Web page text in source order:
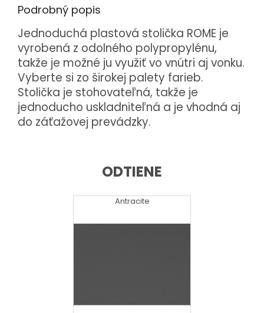
Podrobný popis
Jednoduchá plastová stolička ROME je
vyrobená z odolného polypropylénu,
takže je možné ju využiť vo vnútri aj vonku.
Vyberte si zo širokej palety farieb.
Stolička je stohovateľná, takže je
jednoducho uskladniteľná a je vhodná aj
do záťažovej prevádzky.
ODTIENE
Antracite